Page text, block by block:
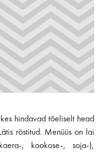
hindavad tõeliselt head
röstitud. Menüüs on lai
, kookose-, soja-),